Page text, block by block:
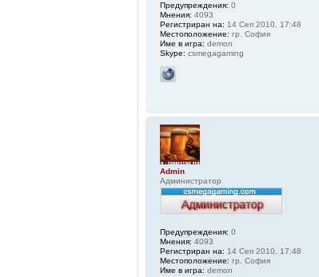
Предупреждения: 0
Мнения: 4093
Регистриран на: 14 Сеп 2010, 17:48
Местоположение: гр. София
Име в игра: demon
Skype: csmegagaming
Admin
Администратор
Предупреждения: 0
Мнения: 4093
Регистриран на: 14 Сеп 2010, 17:48
Местоположение: гр. София
Име в игра: demon